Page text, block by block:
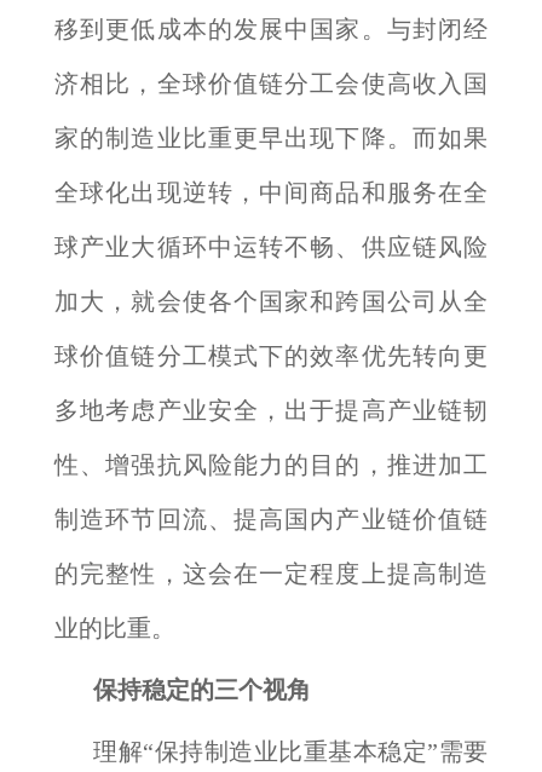
移到更低成本的发展中国家。与封闭经
济相比，全球价值链分工会使高收入国
家的制造业比重更早出现下降。而如果
全球化出现逆转，中间商品和服务在全
球产业大循环中运转不畅、供应链风险
加大，就会使各个国家和跨国公司从全
球价值链分工模式下的效率优先转向更
多地考虑产业安全，出于提高产业链韧
性、增强抗风险能力的目的，推进加工
制造环节回流、提高国内产业链价值链
的完整性，这会在一定程度上提高制造
业的比重。
保持稳定的三个视角
理解“保持制造业比重基本稳定”需要